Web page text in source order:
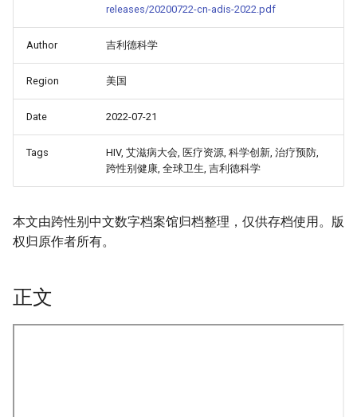
releases/20200722-cn-adis-2022.pdf
Author 吉利德科学
Region 美国
Date 2022-07-21
Tags
HIV, 艾滋病大会, 医疗资源, 科学创新, 治疗预防,
跨性别健康, 全球卫生, 吉利德科学
本文由跨性别中文数字档案馆归档整理，仅供存档使用。版
权归原作者所有。
正文